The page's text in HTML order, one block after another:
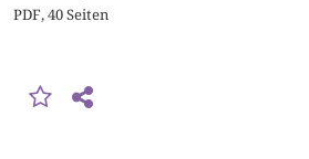
PDF, 40 Seiten